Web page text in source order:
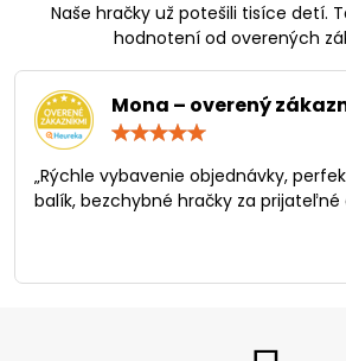
Naše hračky už potešili tisíce detí.
hodnotení od overených
Mona – overený
/
5
„Rýchle vybavenie objednávky,
balík, bezchybné hračky za prijateľné